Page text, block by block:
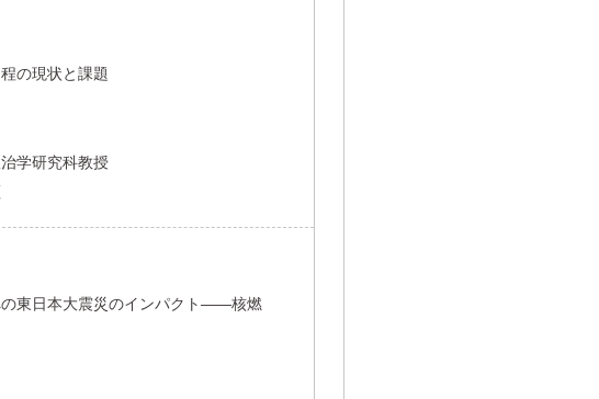
の現状と課題
学研究科教授
東日本大震災のインパクト――核燃